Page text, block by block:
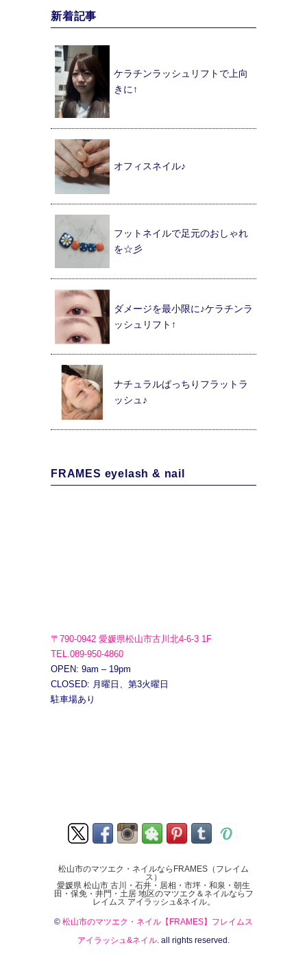
新着記事
ケラチンラッシュリフトで上向
きに↑
オフィスネイル♪
フットネイルで足元のおしゃれ
を☆彡
ダメージを最小限に♪ケラチンラ
ッシュリフト↑
ナチュラルぱっちりフラットラ
ッシュ♪
FRAMES eyelash & nail
〒790-0942 愛媛県松山市古川北4-6-3 1F
TEL.089-950-4860
OPEN: 9am – 19pm
CLOSED: 月曜日、第3火曜日
駐車場あり
松山市のマツエク・ネイルならFRAMES（フレイム
ス）
愛媛県 松山市 古川・石井・居相・市坪・和泉・朝生
田・保免・井門・土居 地区のマツエク＆ネイルならフ
レイムス アイラッシュ&ネイル。
© 松山市のマツエク・ネイル【FRAMES】フレイムス
アイラッシュ&ネイル. all rights reserved.